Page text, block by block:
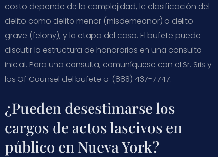
costo depende de la complejidad, la clasificación del
delito como delito menor (misdemeanor) o delito
grave (felony), y la etapa del caso. El bufete puede
discutir la estructura de honorarios en una consulta
inicial. Para una consulta, comuníquese con el Sr. Sris y
los Of Counsel del bufete al (888) 437-7747.
¿Pueden desestimarse los
cargos de actos lascivos en
público en Nueva York?